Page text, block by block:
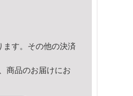
ます。その他の決済
商品のお届けにお